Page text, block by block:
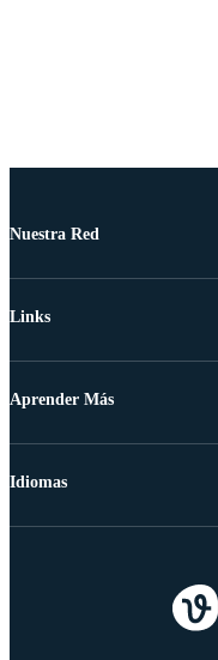
Nuestra Red
Links
Aprender Más
Idiomas